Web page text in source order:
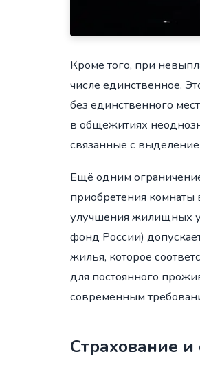
Кроме того, при
числе единственное.
без единственного
в общежитиях
связанные с
Ещё одним
приобретения комнаты
улучшения жилищных
фонд России)
жилья, которое
для постоянного
современным
Страхование и